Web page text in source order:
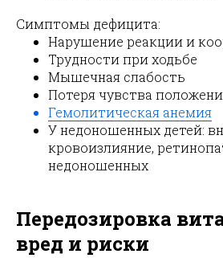
Симптомы дефицита:
Нарушение реакции и
Трудности при ходьбе
Мышечная слабость
Потеря чувства
Гемолитическая анемия
У недоношенных детей:
кровоизлияние,
недоношенных
Передозировка
вред и риски